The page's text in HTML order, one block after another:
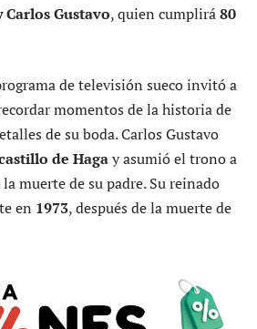
Gustavo, quien cumplirá80
de televisión sueco invitó a
momentos de la historia de
de su boda. Carlos Gustavo
de Hagay asumió el trono a
muerte de su padre. Su reinado
en 1973, después de la muerte de